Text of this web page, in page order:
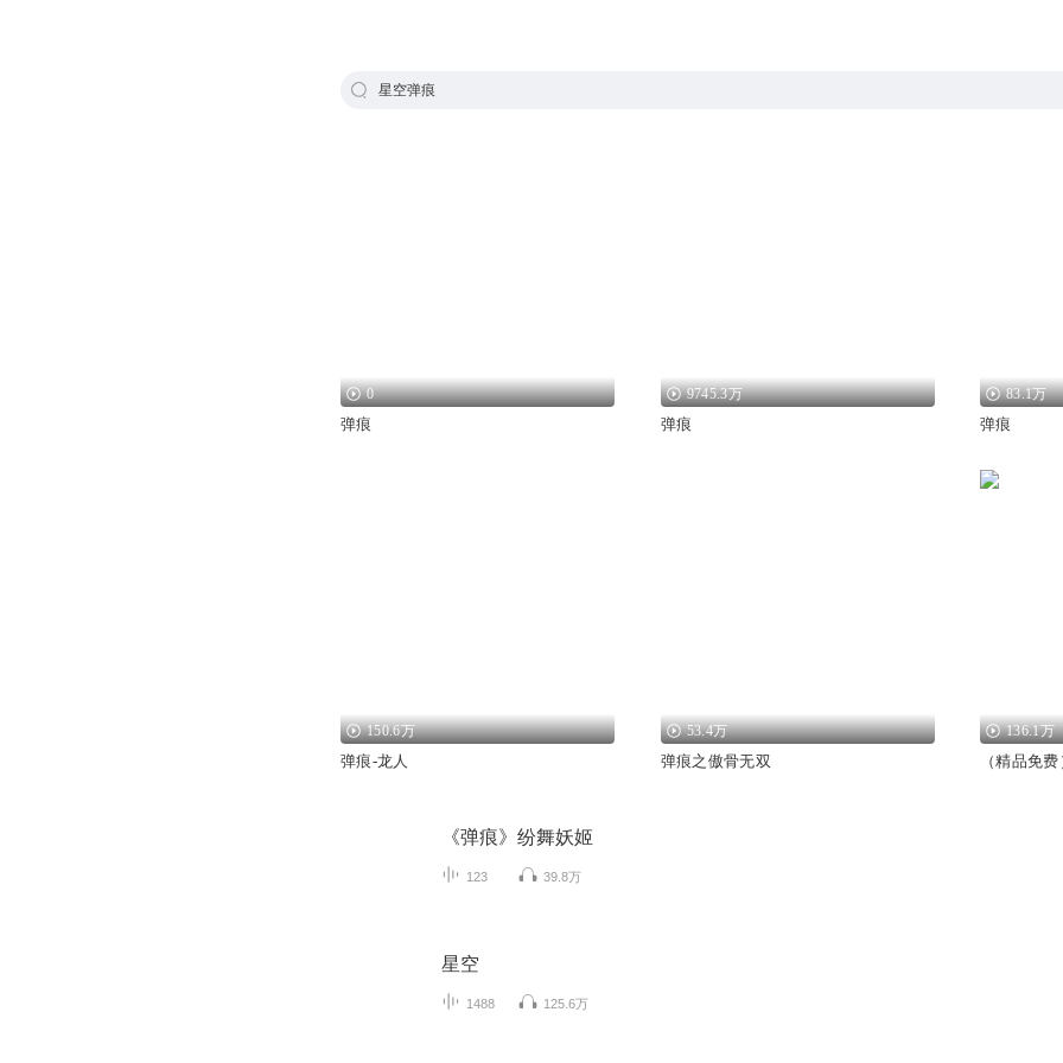
星空弹痕
0
弹痕
9745.3万
弹痕
83.1万
弹痕
150.6万
弹痕-龙人
53.4万
弹痕之傲骨无双
136.1万
（精品免
《弹痕》纷舞妖姬
123 39.8万
星空
1488 125.6万